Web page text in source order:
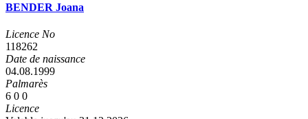
BENDER Joana
Licence No
118262
Date de naissance
04.08.1999
Palmarès
6 0 0
Licence